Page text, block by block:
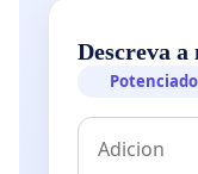
Descreva